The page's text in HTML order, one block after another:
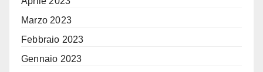
Marzo 2023
Febbraio 2023
Gennaio 2023